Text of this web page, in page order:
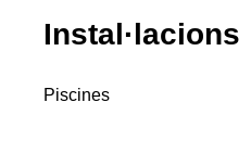
Instal·lacions
Piscines